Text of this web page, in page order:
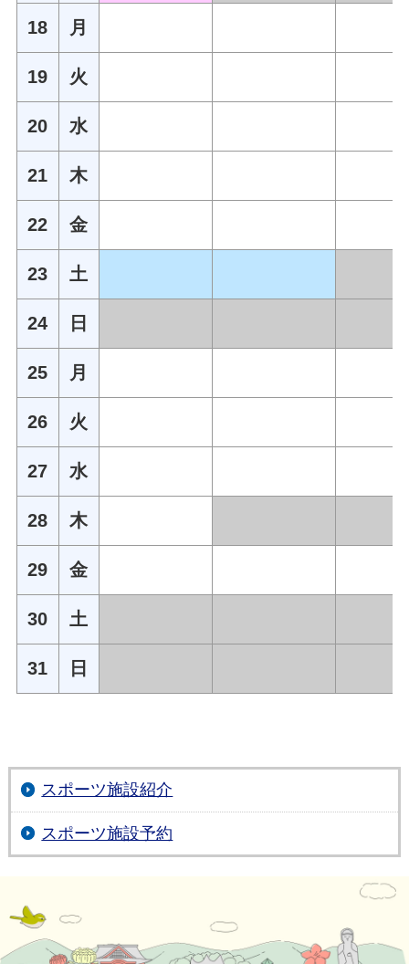
18 月
19 火
20 水
21 木
22 金
23 土
24 日
25 月
26 火
27 水
28 木
29 金
30 土
31 日
スポーツ施設紹介
スポーツ施設予約